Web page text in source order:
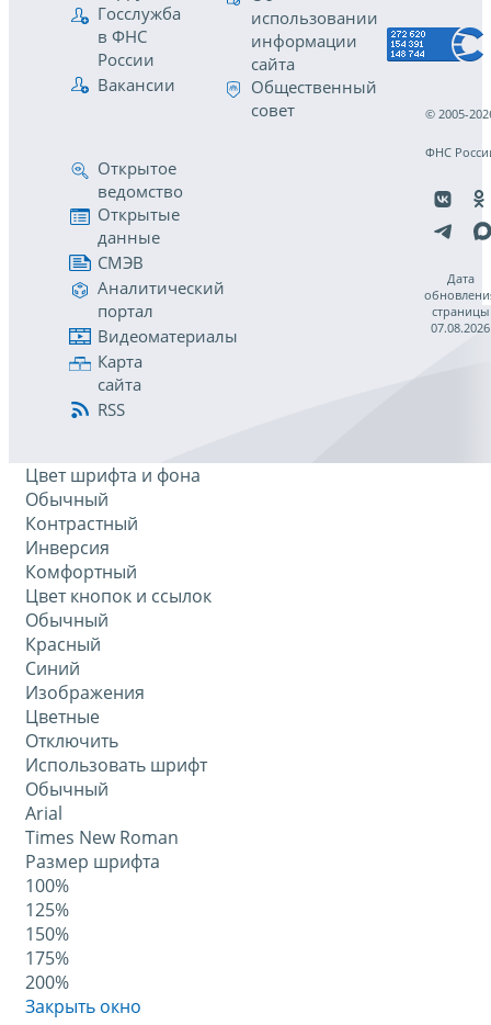
Госслужба
в ФНС
России
Вакансии
использовании
информации
сайта
Общественный
совет
Открытое
ведомство
Открытые
данные
СМЭВ
Аналитический
портал
Видеоматериалы
Карта
сайта
RSS
© 2005-
ФНС
Дата
страницы
07.08.2026
Цвет шрифта и фона
Обычный
Контрастный
Инверсия
Комфортный
Цвет кнопок и ссылок
Обычный
Красный
Синий
Изображения
Цветные
Отключить
Использовать шрифт
Обычный
Arial
Times New Roman
Размер шрифта
100%
125%
150%
175%
200%
Закрыть окно